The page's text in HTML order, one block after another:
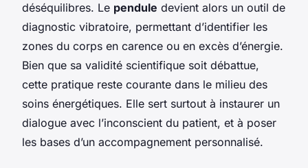
déséquilibres. Le pendule devient alors un outil de
diagnostic vibratoire, permettant d’identifier les
zones du corps en carence ou en excès d’énergie.
Bien que sa validité scientifique soit débattue,
cette pratique reste courante dans le milieu des
soins énergétiques. Elle sert surtout à instaurer un
dialogue avec l’inconscient du patient, et à poser
les bases d’un accompagnement personnalisé.